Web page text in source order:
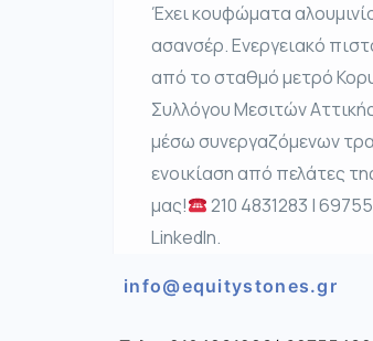
Έχει κουφώματα
ασανσέρ. Ενεργειακό
από το σταθμό μετρό
Συλλόγου Μεσιτών
μέσω συνεργαζόμενων
ενοικίαση από πελάτες
μας!
210 4831283 |
LinkedIn.
info@equitystones.gr